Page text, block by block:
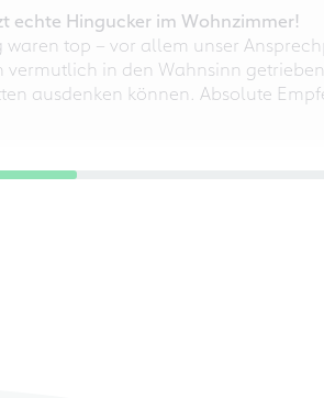
echte Hingucker im Wohnzimmer!
top – vor allem unser
in den Wahnsinn
ausdenken können. Absolute